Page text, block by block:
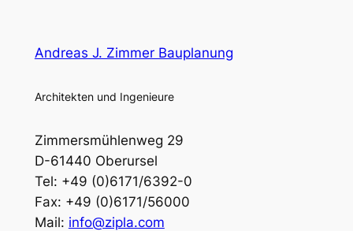
Andreas J. Zimmer Bauplanung
Architekten und Ingenieure
Zimmersmühlenweg 29
D-61440 Oberursel
Tel: +49 (0)6171/6392-0
Fax: +49 (0)6171/56000
Mail: info@zipla.com